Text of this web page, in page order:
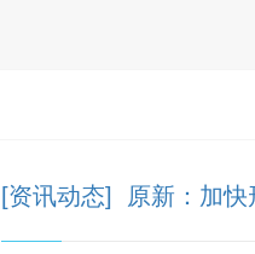
[资讯动态] 原新：加快